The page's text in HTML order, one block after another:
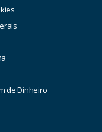
de Dinheiro